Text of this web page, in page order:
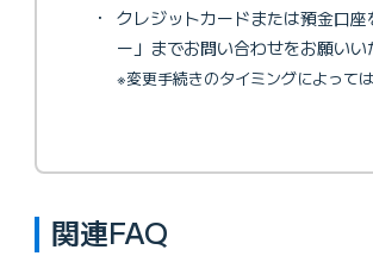
・
クレジットカードまたは預金口
ー」までお問い合わせをお願いい
※変更手続きのタイミングによって
関連FAQ